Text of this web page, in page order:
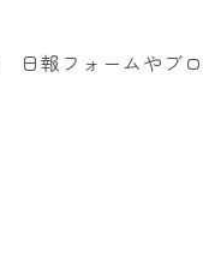
日報フォームやブロ